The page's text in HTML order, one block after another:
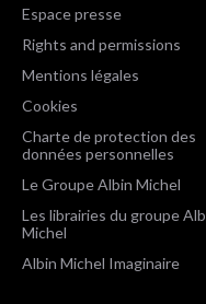
Espace presse
Rights and permissions
Mentions légales
Cookies
Charte de protection des
données personnelles
Le Groupe Albin Michel
Les librairies du groupe
Michel
Albin Michel Imaginaire